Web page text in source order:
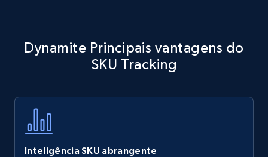
specific keywords
Title, Seller name, Brand, Description, Initial
Dynamite Principais vantagens do
SKU Tracking
Inteligência SKU abrangente